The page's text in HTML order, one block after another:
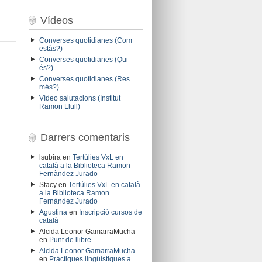
Vídeos
Converses quotidianes (Com
estàs?)
Converses quotidianes (Qui
és?)
Converses quotidianes (Res
més?)
Vídeo salutacions (Institut
Ramon Llull)
Darrers comentaris
lsubiraen Tertúlies VxL en
català a la Biblioteca Ramon
Fernàndez Jurado
Stacyen Tertúlies VxL en català
a la Biblioteca Ramon
Fernàndez Jurado
Agustinaen Inscripció cursos de
català
Alcida Leonor GamarraMucha
en Punt de llibre
Alcida Leonor GamarraMucha
en Pràctiques lingüístiques a